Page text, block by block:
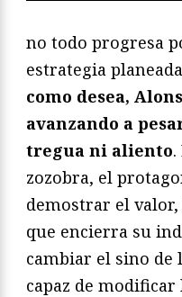
no todo progresa
estrategia
como desea,
avanzando a
tregua ni aliento
zozobra, el
demostrar el
que encierra su
cambiar el sino de
capaz de